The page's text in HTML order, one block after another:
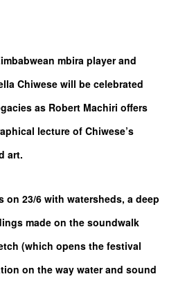
mbira player and
Chiwese will be celebrated
as Robert Machiri offers
lecture of Chiwese’s
art.
on 23/6 with watersheds, a deep
made on the soundwalk
(which opens the festival
on the way water and sound